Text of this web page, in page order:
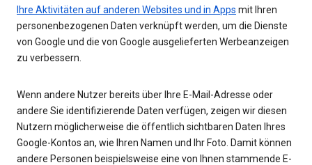
Ihre Aktivitäten auf anderen Websites und in Apps mit Ihren
personenbezogenen Daten verknüpft werden, um die Dienste
von Google und die von Google ausgelieferten Werbeanzeigen
zu verbessern.
Wenn andere Nutzer bereits über Ihre E-Mail-Adresse oder
andere Sie identifizierende Daten verfügen, zeigen wir diesen
Nutzern möglicherweise die öffentlich sichtbaren Daten Ihres
Google-Kontos an, wie Ihren Namen und Ihr Foto. Damit können
andere Personen beispielsweise eine von Ihnen stammende E-